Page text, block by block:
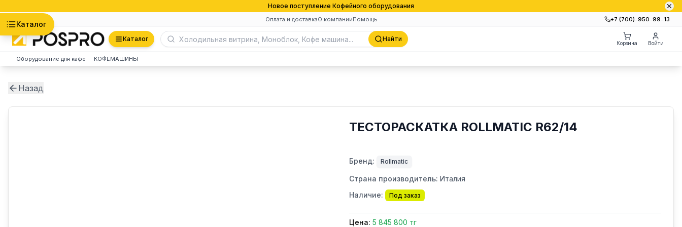
Новое поступление Кофейного оборудования
Оплата и доставкаО компанииПомощь +7 (700)‒950‒99‒13
Каталог
Каталог Найти
Корзина Войти
Оборудование для кафе КОФЕМАШИНЫ
Назад
ТЕСТОРАСКАТКА ROLLMATIC R62/14
Бренд: Rollmatic
Страна производитель: Италия
Наличие:
Под заказ
Цена: 5 845 800 тг